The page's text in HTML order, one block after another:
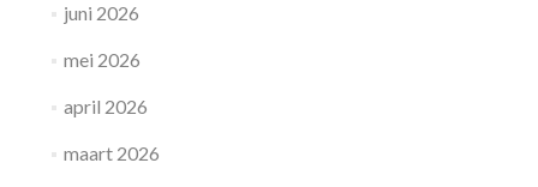
juni 2026
mei 2026
april 2026
maart 2026